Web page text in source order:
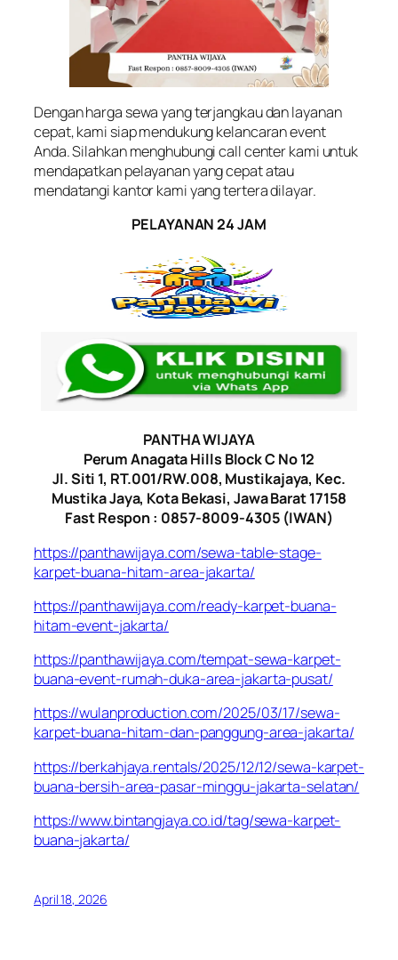
Dengan harga sewa yang terjangkau dan layanan
cepat, kami siap mendukung kelancaran event
Anda. Silahkan menghubungi call center kami untuk
mendapatkan pelayanan yang cepat atau
mendatangi kantor kami yang tertera dilayar.
PELAYANAN 24 JAM
PANTHA WIJAYA
Perum Anagata Hills Block C No 12
Jl. Siti 1, RT.001/RW.008, Mustikajaya, Kec.
Mustika Jaya, Kota Bekasi, Jawa Barat 17158
Fast Respon : 0857-8009-4305 (IWAN)
https://panthawijaya.com/sewa-table-stage-
karpet-buana-hitam-area-jakarta/
https://panthawijaya.com/ready-karpet-buana-
hitam-event-jakarta/
https://panthawijaya.com/tempat-sewa-karpet-
buana-event-rumah-duka-area-jakarta-pusat/
https://wulanproduction.com/2025/03/17/sewa-
karpet-buana-hitam-dan-panggung-area-jakarta/
https://berkahjaya.rentals/2025/12/12/sewa-karpet-
buana-bersih-area-pasar-minggu-jakarta-selatan/
https://www.bintangjaya.co.id/tag/sewa-karpet-
buana-jakarta/
April 18, 2026